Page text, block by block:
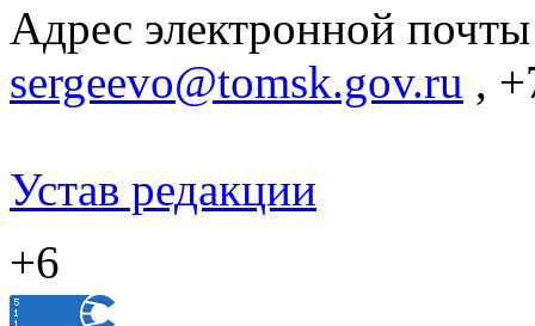
Адрес электронной
sergeevo@tomsk.gov.ru ,
Устав редакции
+6